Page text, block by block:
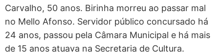
Carvalho, 50 anos. Birinha morreu ao passar mal
no Mello Afonso. Servidor público concursado há
24 anos, passou pela Câmara Municipal e há mais
de 15 anos atuava na Secretaria de Cultura.